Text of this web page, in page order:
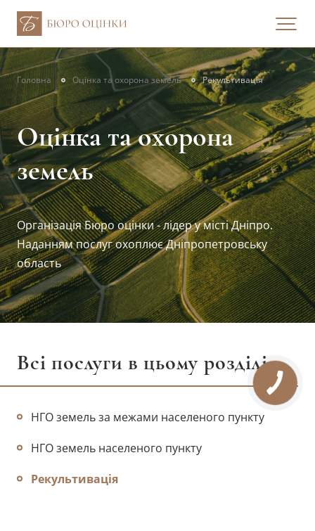
Головна Оцінка та охорона земель Рекультивація
Оцінка та охорона
земель
Організація Бюро оцінки - лідер у місті Дніпро.
Наданням послуг охоплює Дніпропетровську
область
Всі послуги в цьому розділі
НГО земель за межами населеного пункту
НГО земель населеного пункту
Рекультивація